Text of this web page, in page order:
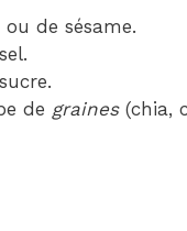
ou de sésame.
de graines(chia,